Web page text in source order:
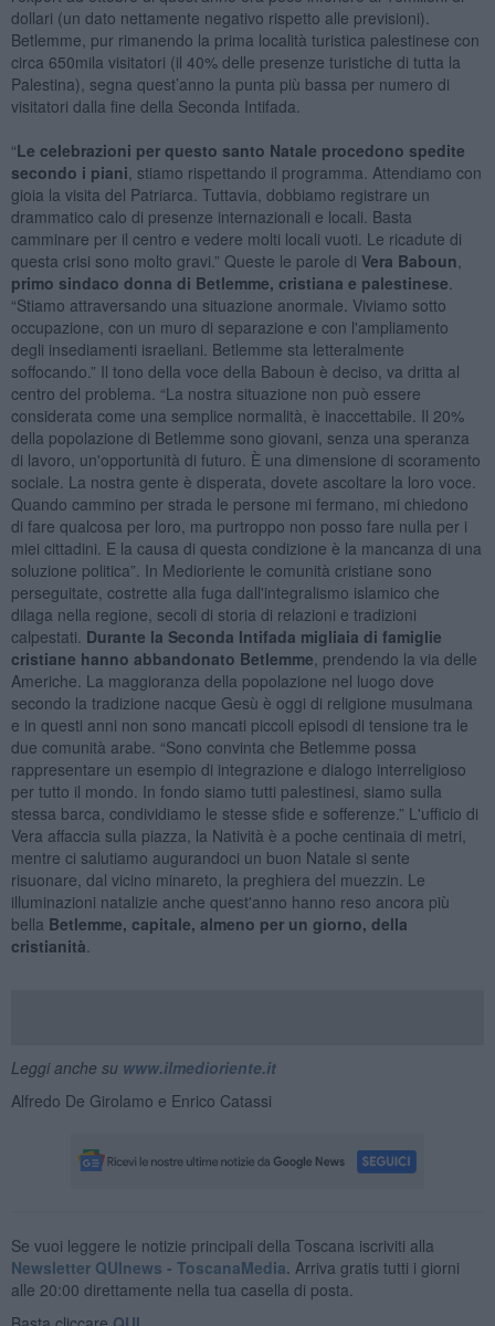
dollari (un dato nettamente negativo rispetto alle previsioni).
Betlemme, pur rimanendo la prima località turistica palestinese con
circa 650mila visitatori (il 40% delle presenze turistiche di tutta la
Palestina), segna quest’anno la punta più bassa per numero di
visitatori dalla fine della Seconda Intifada.
“Le celebrazioni per questo santo Natale procedono spedite
secondo i piani , stiamo rispettando il programma. Attendiamo con
gioia la visita del Patriarca. Tuttavia, dobbiamo registrare un
drammatico calo di presenze internazionali e locali. Basta
camminare per il centro e vedere molti locali vuoti. Le ricadute di
questa crisi sono molto gravi.” Queste le parole di Vera Baboun
primo sindaco donna di Betlemme, cristiana e palestinese
“Stiamo attraversando una situazione anormale. Viviamo sotto
occupazione, con un muro di separazione e con l'ampliamento
degli insediamenti israeliani. Betlemme sta letteralmente
soffocando.” Il tono della voce della Baboun è deciso, va dritta al
centro del problema. “La nostra situazione non può essere
considerata come una semplice normalità, è inaccettabile. Il 20%
della popolazione di Betlemme sono giovani, senza una speranza
di lavoro, un'opportunità di futuro. È una dimensione di scoramento
sociale. La nostra gente è disperata, dovete ascoltare la loro voce.
Quando cammino per strada le persone mi fermano, mi chiedono
di fare qualcosa per loro, ma purtroppo non posso fare nulla per i
miei cittadini. E la causa di questa condizione è la mancanza di una
soluzione politica”. In Medioriente le comunità cristiane sono
perseguitate, costrette alla fuga dall'integralismo islamico che
dilaga nella regione, secoli di storia di relazioni e tradizioni
calpestati. Durante la Seconda Intifada migliaia di famiglie
cristiane hanno abbandonato Betlemme , prendendo la via delle
Americhe. La maggioranza della popolazione nel luogo dove
secondo la tradizione nacque Gesù è oggi di religione musulmana
e in questi anni non sono mancati piccoli episodi di tensione tra le
due comunità arabe. “Sono convinta che Betlemme possa
rappresentare un esempio di integrazione e dialogo interreligioso
per tutto il mondo. In fondo siamo tutti palestinesi, siamo sulla
stessa barca, condividiamo le stesse sfide e sofferenze.” L'ufficio di
Vera affaccia sulla piazza, la Natività è a poche centinaia di metri,
mentre ci salutiamo augurandoci un buon Natale si sente
risuonare, dal vicino minareto, la preghiera del muezzin. Le
illuminazioni natalizie anche quest'anno hanno reso ancora più
bella Betlemme, capitale, almeno per un giorno, della
cristianità
Leggi anche su www.ilmedioriente.it
Alfredo De Girolamo e Enrico Catassi
Se vuoi leggere le notizie principali della Toscana iscriviti alla
Newsletter QUInews - ToscanaMedia. Arriva gratis tutti i giorni
alle 20:00 direttamente nella tua casella di posta.